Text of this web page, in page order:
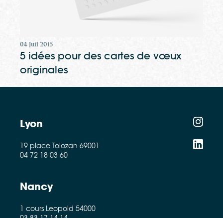
04 Juil 2015
5 idées pour des cartes de vœux
originales
Lyon
19 place Tolozan 69001
04 72 18 03 60
Nancy
1 cours Leopold 54000